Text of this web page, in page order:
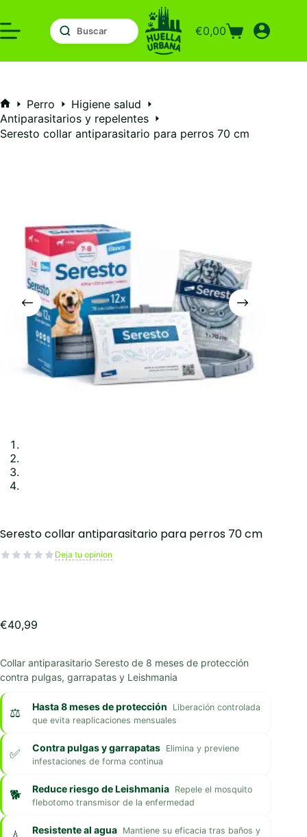
al
contenido
Carro
compra
€0,00
Inicio
Perro
Higiene salud
Antiparasitarios y repelentes
Seresto collar antiparasitario para perros 70 cm
Seresto collar antiparasitario para perros 70 cm
Deja tu opinion
€40,99
Collar antiparasitario Seresto de 8 meses de protección
contra pulgas, garrapatas y Leishmania
Hasta 8 meses de protección
Liberación controlada
que evita reaplicaciones mensuales
Contra pulgas y garrapatas Elimina y previene
infestaciones de forma continua
Reduce riesgo de Leishmania Repele el mosquito
flebotomo transmisor de la enfermedad
Resistente al agua Mantiene su eficacia tras baños y